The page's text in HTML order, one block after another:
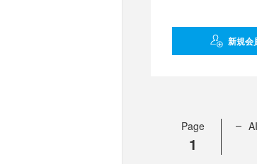
新規会
Page
1